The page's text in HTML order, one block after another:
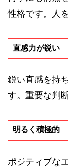
性格です。人
直感力が鋭い
鋭い直感を持
す。重要な判
明るく積極的
ポジティブな